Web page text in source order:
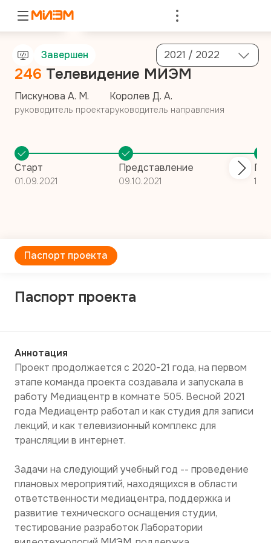
Завершен 2021 / 2022
246 Телевидение МИЭМ
Пискунова А. М.
руководитель проекта
Королев Д. А.
руководитель направления
Старт
01.09.2021
Представление
09.10.2021
Паспорт проекта
Паспорт проекта
Аннотация
Проект продолжается с 2020-21 года, на первом
этапе команда проекта создавала и запускала в
работу Медиацентр в комнате 505. Весной 2021
года Медиацентр работал и как студия для записи
лекций, и как телевизионный комплекс для
трансляции в интернет.
Задачи на следующий учебный год -- проведение
плановых мероприятий, находящихся в области
ответственности медиацентра, поддержка и
развитие технического оснащения студии,
тестирование разработок Лаборатории